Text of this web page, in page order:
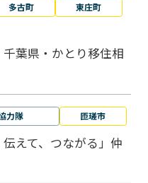
多古町
東庄町
葉県・かとり移住相
力隊 匝瑳市
えて、つながる」仲